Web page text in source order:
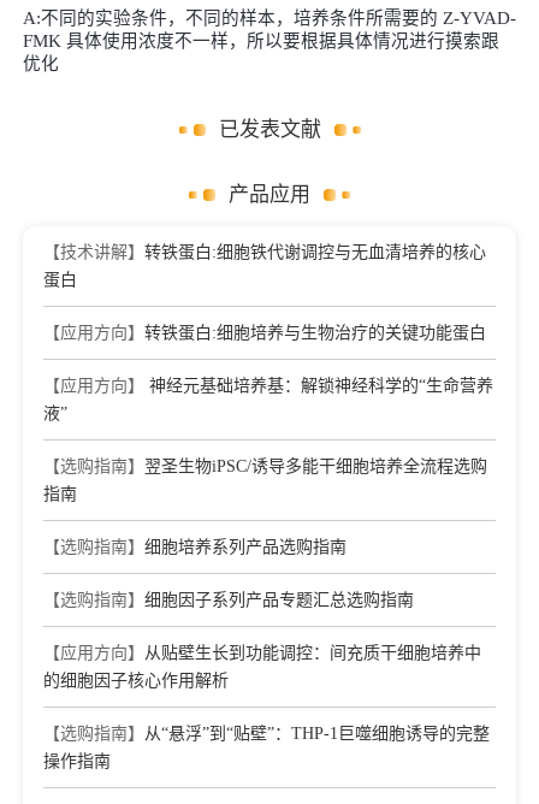
A:不同的实验条件，不同的样本，培养条件所需要的 Z-YVAD-
FMK 具体使用浓度不一样，所以要根据具体情况进行摸索跟
优化
已发表文献
产品应用
【技术讲解】 转铁蛋白:细胞铁代谢调控与无血清培养的核心
蛋白
【应用方向】 转铁蛋白:细胞培养与生物治疗的关键功能蛋白
【应用方向】
神经元基础培养基：解锁神经科学的“生命营养
液”
【选购指南】 翌圣生物iPSC/诱导多能干细胞培养全流程选购
指南
【选购指南】 细胞培养系列产品选购指南
【选购指南】 细胞因子系列产品专题汇总选购指南
【应用方向】 从贴壁生长到功能调控：间充质干细胞培养中
的细胞因子核心作用解析
【选购指南】 从“悬浮”到“贴壁”：THP-1巨噬细胞诱导的完整
操作指南